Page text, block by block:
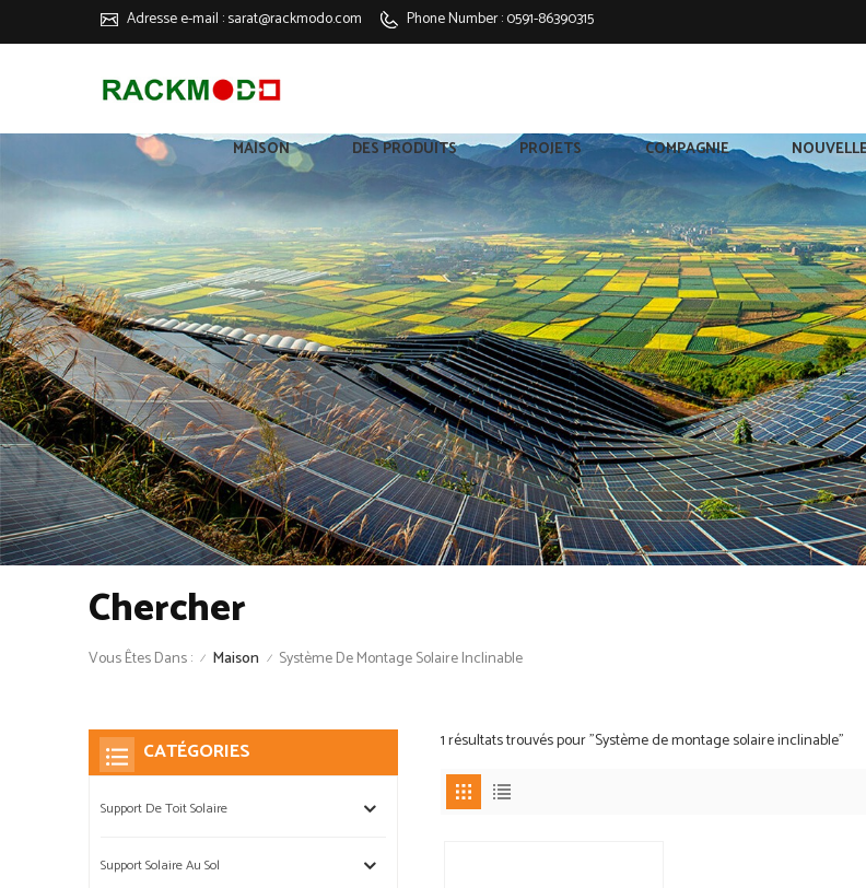
Adresse e-mail :sarat@rackmodo.com Phone Number :0591-86390315
MAISON DES PRODUITS PROJETS COMPAGNIE
Chercher
Vous Êtes Dans : / Maison / Système De Montage Solaire Inclinable
1 résultats trouvés pour "Système de montage solaire inclinable"
CATÉGORIES
Support De Toit Solaire
Support Solaire Au Sol